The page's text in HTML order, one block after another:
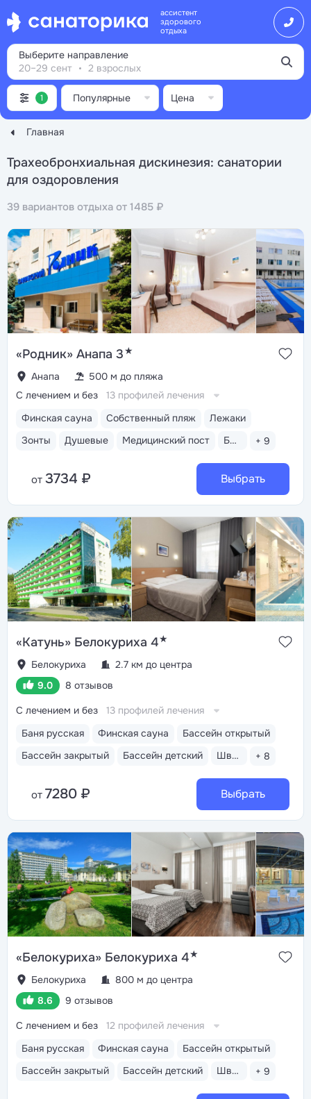
ассистент
здорового
отдыха
Главная
Выберите направление
20–29 сент
2 взрослых
Трахеобронхиальная дискинезия: санатории
для оздоровления
39 вариантов отдыха от 1485 ₽
1 Популярные Цена
«Родник» Анапа 3★
Анапа 500 м до пляжа
Финская сауна Собственный пляж
Лежаки
Зонты
Душевые Медицинский пост Бассейн открытый + 9
С лечением и без 13 профилей лечения
от 3734 ₽ Выбрать
«Катунь» Белокуриха 4★
Белокуриха
2.7 км до центра
9.0
8 отзывов
Баня русская Финская сауна
Бассейн открытый
Бассейн закрытый
Бассейн детский Шведский стол + 8
С лечением и без 13 профилей лечения
от 7280 ₽ Выбрать
«Белокуриха» Белокуриха 4★
Белокуриха
800 м до центра
8.6
9 отзывов
Баня русская Финская сауна
Бассейн открытый
Бассейн закрытый
Бассейн детский Шведский стол + 9
С лечением и без 12 профилей лечения